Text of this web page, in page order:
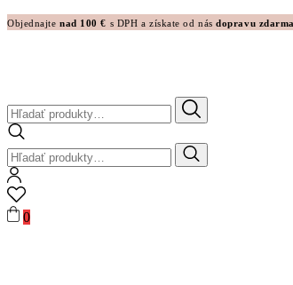
Objednajtenad 100 € s DPH a získate od násdopravu zdarma
Hľadať:
Hľadať:
0